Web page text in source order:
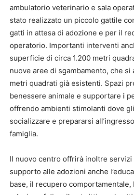
ambulatorio veterinario e sala
stato realizzato un piccolo gattile
gatti in attesa di adozione e per il
operatorio. Importanti interventi
superficie di circa 1.200 metri
nuove aree di sgambamento, che si
metri quadrati già esistenti. Spazi
benessere animale e supportare i
offrendo ambienti stimolanti dove
socializzare e prepararsi
famiglia.
Il nuovo centro offrirà inoltre servizi
supporto alle adozioni anche
base, il recupero